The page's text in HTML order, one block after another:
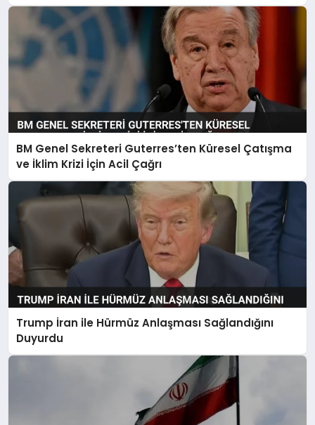
BM Genel Sekreteri Guterres’ten Küresel Çatışma
ve İklim Krizi İçin Acil Çağrı
Trump İran ile Hürmüz Anlaşması Sağlandığını
Duyurdu